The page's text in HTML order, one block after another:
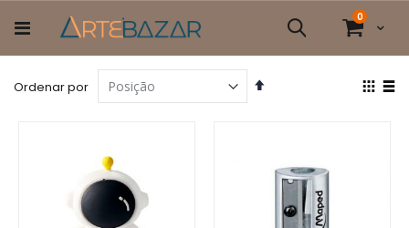
para
o
conteúdo
Cart
0itens
Pesquisa
Ordenar por
Definir
Ver